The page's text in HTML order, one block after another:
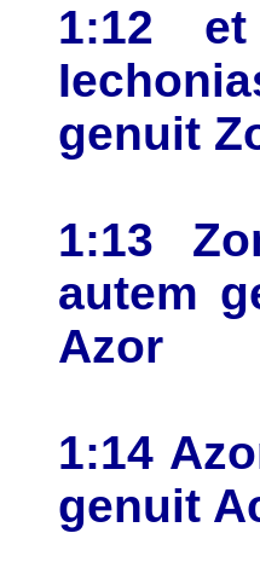
1:12 et
genuit
1:13
autem
Azor
1:14
genuit